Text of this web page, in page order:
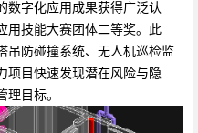
数字化应用成果获得广泛认
用技能大赛团体二等奖。此
吊防碰撞系统、无人机巡检监
项目快速发现潜在风险与隐
目标。